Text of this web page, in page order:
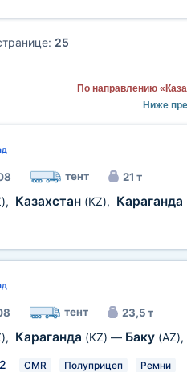
25
По направлению
Ниже
тент 21 т
, Казахстан (KZ), Караганда
тент 23,5 т
, Караганда (KZ) — Баку (AZ),
2 CMR Полуприцеп Ремни